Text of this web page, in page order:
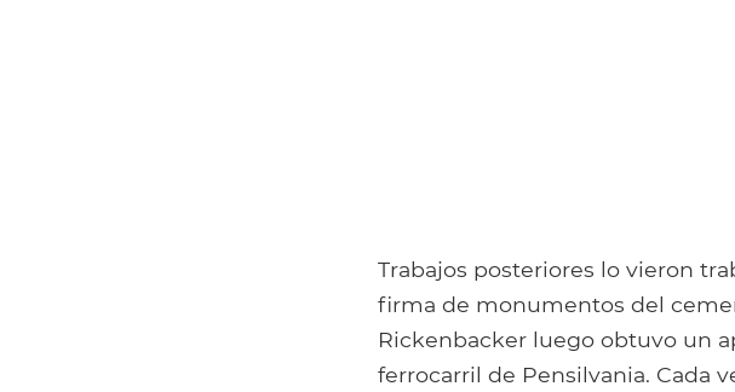
Trabajos posteriores lo vieron
firma de monumentos del
Rickenbacker luego obtuvo un
ferrocarril de Pensilvania. Cada